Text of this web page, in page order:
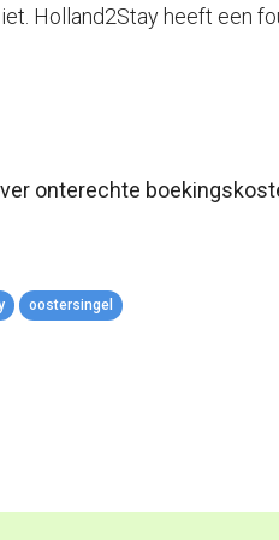
Holland2Stay heeft een
onterechte
oostersingel